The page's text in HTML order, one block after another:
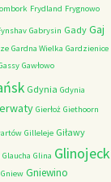
Frydland Frygnowo
Gabrysin Gady Gaj
Gardna Wielka Gardzienice
Gawłowo
Gdynia Gdynia
Gierłoż Giethoorn
Gilleleje Giławy
Glaucha Glina Glinojeck
Gniew Gniewino